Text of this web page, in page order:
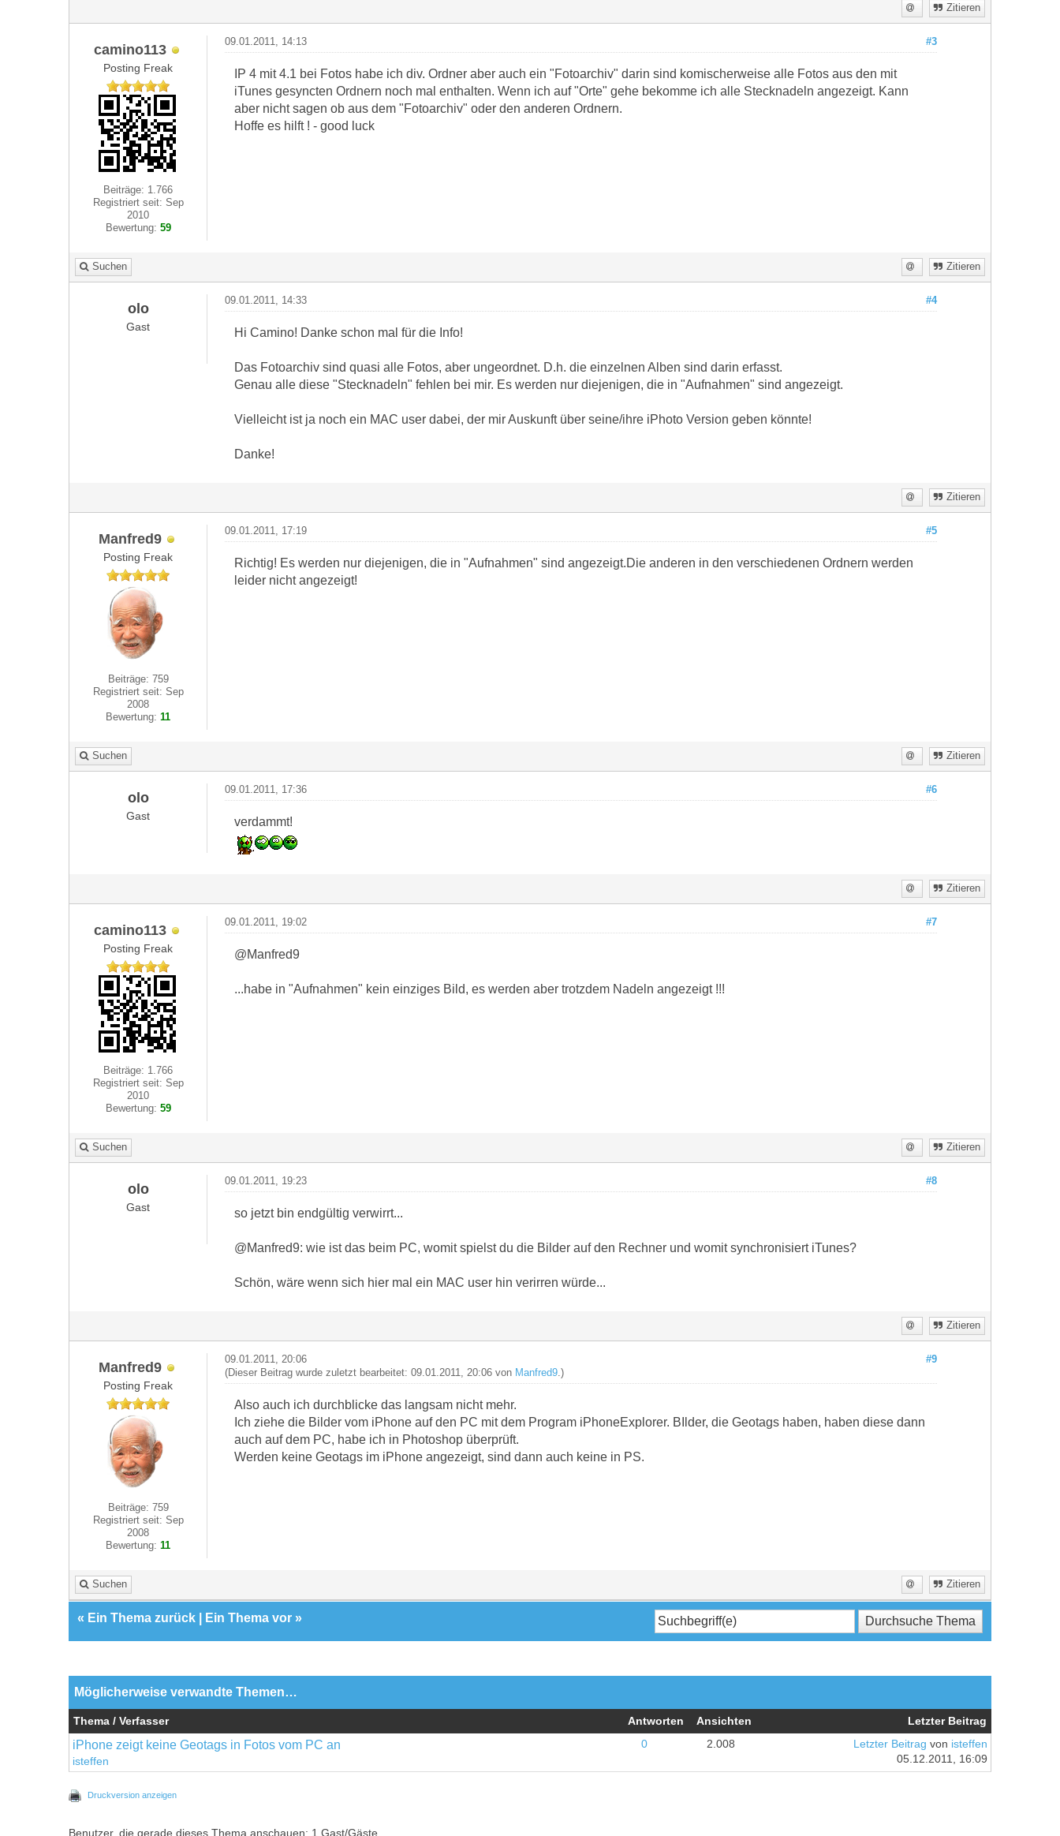
Zitieren
camino113
Posting Freak
Beiträge: 1.766
Registriert seit: Sep
2010
Bewertung: 59
#3
09.01.2011, 14:13
IP 4 mit 4.1 bei Fotos habe ich div. Ordner aber auch ein "Fotoarchiv" darin sind komischerweise alle Fotos aus den mit
iTunes gesyncten Ordnern noch mal enthalten. Wenn ich auf "Orte" gehe bekomme ich alle Stecknadeln angezeigt. Kann
aber nicht sagen ob aus dem "Fotoarchiv" oder den anderen Ordnern.
Hoffe es hilft ! - good luck
Suchen Zitieren
olo
Gast
#4
09.01.2011, 14:33
Hi Camino! Danke schon mal für die Info!
Das Fotoarchiv sind quasi alle Fotos, aber ungeordnet. D.h. die einzelnen Alben sind darin erfasst.
Genau alle diese "Stecknadeln" fehlen bei mir. Es werden nur diejenigen, die in "Aufnahmen" sind angezeigt.
Vielleicht ist ja noch ein MAC user dabei, der mir Auskunft über seine/ihre iPhoto Version geben könnte!
Danke!
Zitieren
Manfred9
Posting Freak
Beiträge: 759
Registriert seit: Sep
2008
Bewertung:11
#5
09.01.2011, 17:19
Richtig! Es werden nur diejenigen, die in "Aufnahmen" sind angezeigt.Die anderen in den verschiedenen Ordnern werden
leider nicht angezeigt!
Suchen Zitieren
olo
Gast
#6
09.01.2011, 17:36
verdammt!
Zitieren
camino113
Posting Freak
Beiträge: 1.766
Registriert seit: Sep
2010
Bewertung: 59
#7
09.01.2011, 19:02
@Manfred9
...habe in "Aufnahmen" kein einziges Bild, es werden aber trotzdem Nadeln angezeigt !!!
Suchen Zitieren
olo
Gast
#8
09.01.2011, 19:23
so jetzt bin endgültig verwirrt...
@Manfred9: wie ist das beim PC, womit spielst du die Bilder auf den Rechner und womit synchronisiert iTunes?
Schön, wäre wenn sich hier mal ein MAC user hin verirren würde...
Zitieren
Manfred9
Posting Freak
Beiträge: 759
Registriert seit: Sep
2008
Bewertung:11
#9
09.01.2011, 20:06
(Dieser Beitrag wurde zuletzt bearbeitet: 09.01.2011, 20:06 von Manfred9.)
Also auch ich durchblicke das langsam nicht mehr.
Ich ziehe die Bilder vom iPhone auf den PC mit dem Program iPhoneExplorer. BIlder, die Geotags haben, haben diese dann
auch auf dem PC, habe ich in Photoshop überprüft.
Werden keine Geotags im iPhone angezeigt, sind dann auch keine in PS.
Suchen Zitieren
« Ein Thema zurück Ein Thema vor »
Möglicherweise verwandte Themen…
Thema / Verfasser Antworten Ansichten Letzter Beitrag
iPhone zeigt keine Geotags in Fotos vom PC an
isteffen
0 2.008 Letzter Beitrag von isteffen
05.12.2011, 16:09
Druckversion anzeigen
Benutzer, die gerade dieses Thema anschauen: 1 Gast/Gäste